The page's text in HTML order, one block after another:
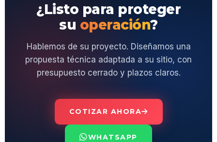
¿Listo para proteger
su operación?
Hablemos de su proyecto. Diseñamos una
propuesta técnica adaptada a su sitio, con
presupuesto cerrado y plazos claros.
COTIZAR AHORA
WHATSAPP